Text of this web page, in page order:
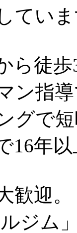
てい
ら徒
ン指
グで
16年
歓迎。
ルジム